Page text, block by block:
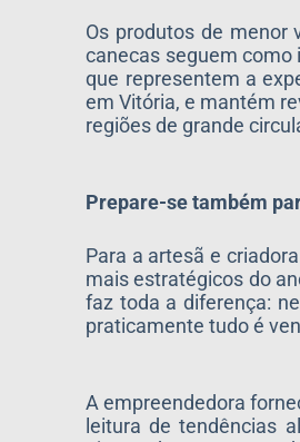
Os produtos de menor
canecas seguem como
que representem a
em Vitória, e mantém
regiões de grande
Prepare-se também
Para a artesã e
mais estratégicos do
faz toda a diferença:
praticamente tudo é
A empreendedora
leitura de tendências